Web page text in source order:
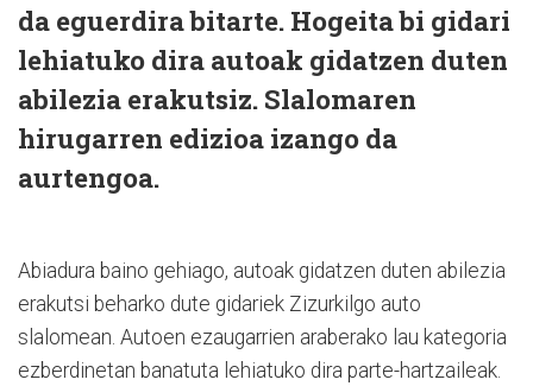
da eguerdira bitarte. Hogeita bi gidari
lehiatuko dira autoak gidatzen duten
abilezia erakutsiz. Slalomaren
hirugarren edizioa izango da
aurtengoa.
Abiadura baino gehiago, autoak gidatzen duten abilezia
erakutsi beharko dute gidariek Zizurkilgo auto
slalomean. Autoen ezaugarrien araberako lau kategoria
ezberdinetan banatuta lehiatuko dira parte-hartzaileak.